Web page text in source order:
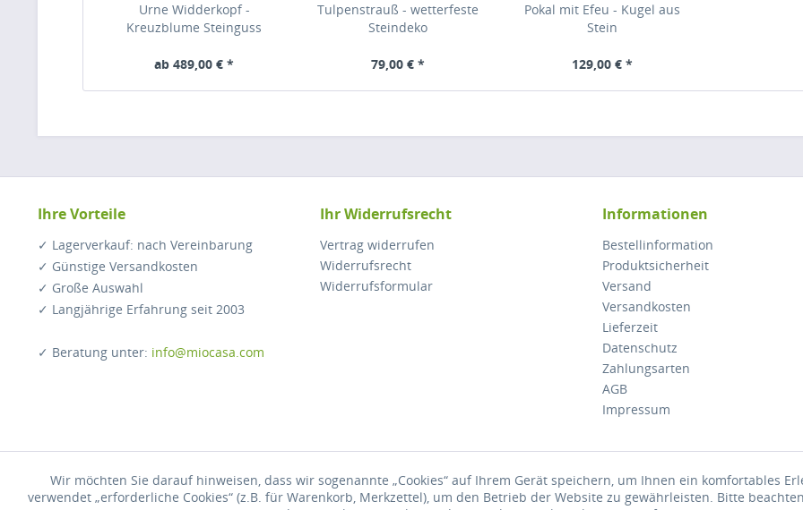
Urne Widderkopf -
Kreuzblume Steinguss
ab 489,00 € *
Tulpenstrauß - wetterfeste
Steindeko
79,00 € *
Pokal mit Efeu - Kugel aus
Stein
129,00 € *
Ihre Vorteile
✓ Lagerverkauf: nach Vereinbarung
✓ Günstige Versandkosten
✓ Große Auswahl
✓ Langjährige Erfahrung seit 2003
✓ Beratung unter: info@miocasa.com
Ihr Widerrufsrecht
Vertrag widerrufen
Widerrufsrecht
Widerrufsformular
Informationen
Bestellinformation
Produktsicherheit
Versand
Versandkosten
Lieferzeit
Datenschutz
Zahlungsarten
AGB
Impressum
* Alle Preise inkl. gesetzl. Mehrwertsteuer zzgl.Versandkosten , wenn nicht anders
Wir möchten Sie darauf hinweisen, dass wir sogenannte „Cookies“ auf Ihrem Gerät speichern, um Ihnen ein komfortables
verwendet „erforderliche Cookies“ (z.B. für Warenkorb, Merkzettel), um den Betrieb der Website zu gewährleisten. Bitte